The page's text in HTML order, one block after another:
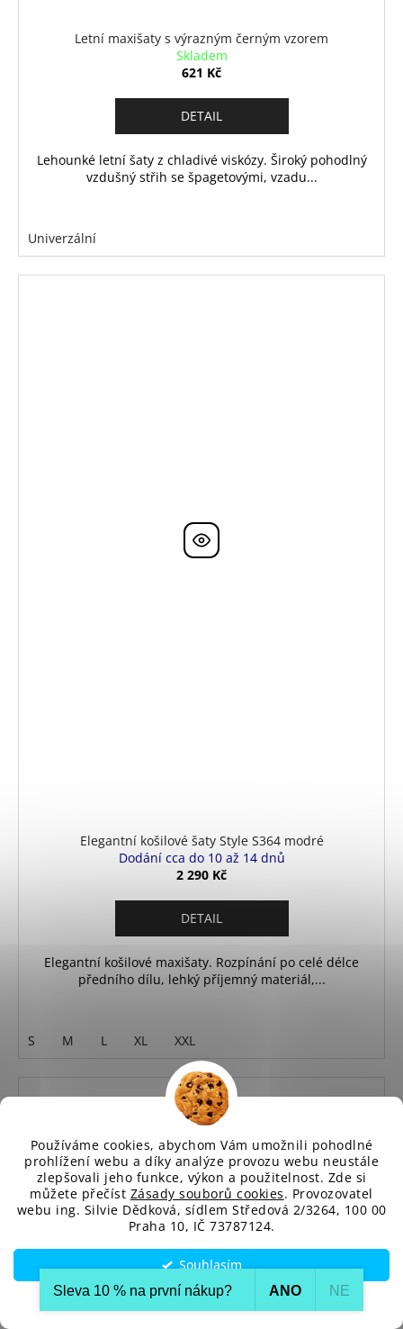
Používáme cookies, abychom Vám umožnili pohodlné
prohlížení webu a díky analýze provozu webu neustále
zlepšovali jeho funkce, výkon a použitelnost. Zde si
můžete přečíst Zásady souborů cookies. Provozovatel
webu ing. Silvie Dědková, sídlem Středová 2/3264, 100 00
Praha 10, IČ 73787124.
Souhlasím
Nastavení
Letní maxišaty s výrazným černým vzorem
Skladem
621 Kč
DETAIL
Lehounké letní šaty z chladivé viskózy. Široký pohodlný
vzdušný střih se špagetovými, vzadu...
Univerzální
Elegantní košilové šaty Style S364 modré
Dodání cca do 10 až 14 dnů
2 290 Kč
DETAIL
Elegantní košilové maxišaty. Rozpínání po celé délce
předního dílu, lehký příjemný materiál,...
S M L XL XXL
Sleva 10 % na první nákup?​ ANO NE